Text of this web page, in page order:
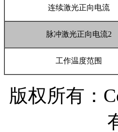
连续激光正向电流
脉冲激光正向电流2
工作温度范围
版权所有：